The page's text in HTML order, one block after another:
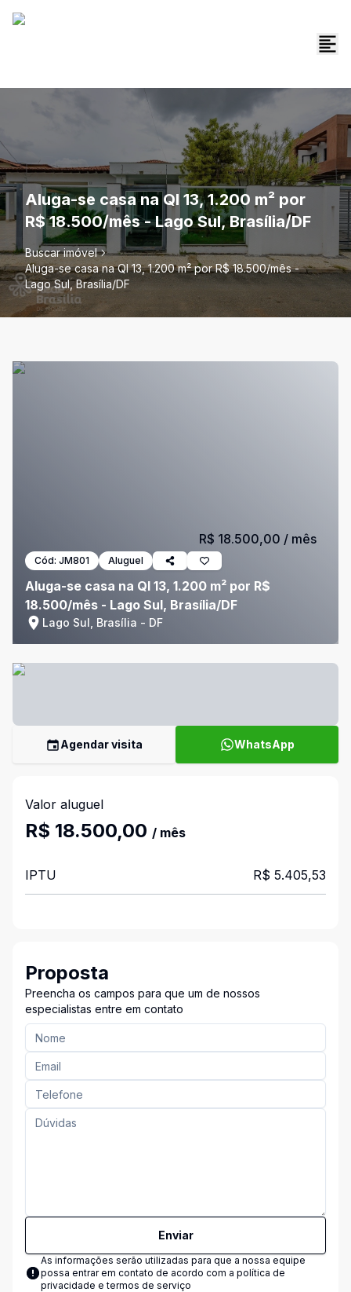
Aluga-se casa na QI 13, 1.200 m² por
R$ 18.500/mês - Lago Sul, Brasília/DF
Buscar imóvel
Aluga-se casa na QI 13, 1.200 m² por R$ 18.500/mês -
Lago Sul, Brasília/DF
Cód: JM801 Aluguel
Aluga-se casa na QI 13, 1.200 m² por R$
18.500/mês - Lago Sul, Brasília/DF
Lago Sul, Brasília - DF
R$ 18.500,00 / mês
Agendar visita WhatsApp
Valor aluguel
R$ 18.500,00 / mês
IPTU R$ 5.405,53
Proposta
Preencha os campos para que um de nossos
especialistas entre em contato
Enviar
As informações serão utilizadas para que a nossa equipe
possa entrar em contato de acordo com a política de
privacidade e termos de serviço